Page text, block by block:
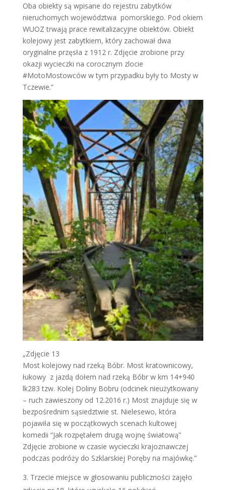
Oba obiekty są wpisane do rejestru zabytków
nieruchomych województwa pomorskiego. Pod okiem
WUOZ trwają prace rewitalizacyjne obiektów. Obiekt
kolejowy jest zabytkiem, który zachował dwa
oryginalne przęsła z 1912 r. Zdjęcie zrobione przy
okazji wycieczki na corocznym zlocie
#MotoMostowców w tym przypadku były to Mosty w
Tczewie.”
„Zdjęcie 13
Most kolejowy nad rzeką Bóbr. Most kratownicowy,
łukowy z jazdą dołem nad rzeką Bóbr w km 14+940
lk283 tzw. Kolej Doliny Bobru (odcinek nieużytkowany
– ruch zawieszony od 12.2016 r.) Most znajduje się w
bezpośrednim sąsiedztwie st. Nielesewo, która
pojawiła się w początkowych scenach kultowej
komedii “Jak rozpętałem drugą wojnę światową”
Zdjęcie zrobione w czasie wycieczki krajoznawczej
podczas podróży do Szklarskiej Poręby na majówkę.”
Trzecie miejsce w głosowaniu publiczności zajęło